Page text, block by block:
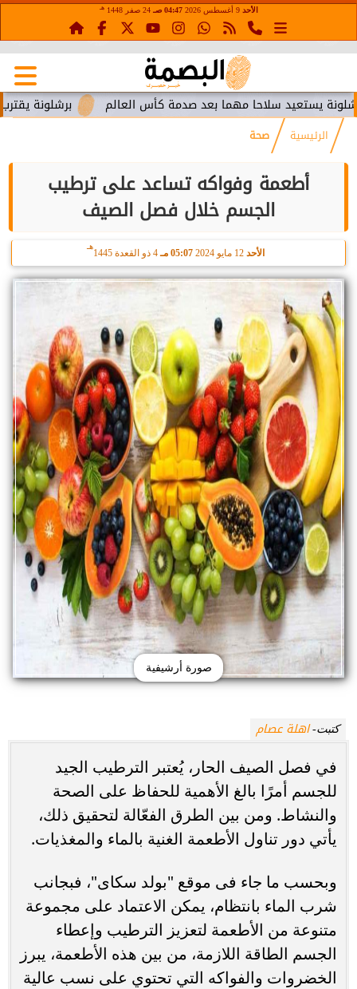
الأحد 9 أغسطس 2026 04:47 صـ 24 صفر 1448 هـ
برشلونة يقترب من سلاحا مهما بعد صدمة كأس العالم
الرئيسية صحة
أطعمة وفواكه تساعد على ترطيب
الجسم خلال فصل الصيف
الأحد 12 مايو 2024 05:07 مـ 4 ذو القعدة 1445
هـ
صورة أرشيفية
كتبت-اهلة عصام
في فصل الصيف الحار، يُعتبر الترطيب الجيد
للجسم أمرًا بالغ الأهمية للحفاظ على الصحة
والنشاط. ومن بين الطرق الفعّالة لتحقيق ذلك،
يأتي دور تناول الأطعمة الغنية بالماء والمغذيات.
وبحسب ما جاء فى موقع "بولد سكاى"، فبجانب
شرب الماء بانتظام، يمكن الاعتماد على مجموعة
متنوعة من الأطعمة لتعزيز الترطيب وإعطاء
الجسم الطاقة اللازمة، من بين هذه الأطعمة، يبرز
الخضروات والفواكه التي تحتوي على نسب عالية